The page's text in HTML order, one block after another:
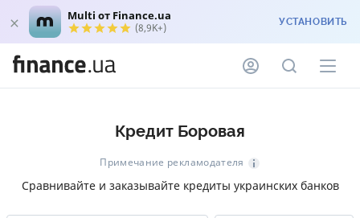
Multi от Finance.ua
(8,9K+) УСТАНОВИТЬ
Кредит Боровая
Примечание рекламодателя
Сравнивайте и заказывайте кредиты украинских банков